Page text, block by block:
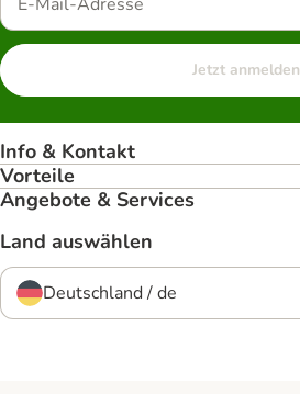
Jetzt anmelden
Info & Kontakt
Vorteile
Angebote & Services
Land auswählen
Deutschland / de